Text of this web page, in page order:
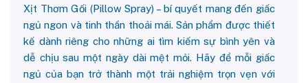
Xịt Thơm Gối (Pillow Spray) – bí quyết mang đến giấc
ngủ ngon và tinh thần thoải mái. Sản phẩm được thiết
kế dành riêng cho những ai tìm kiếm sự bình yên và
dễ chịu sau một ngày dài mệt mỏi. Hãy để mỗi giấc
ngủ của bạn trở thành một trải nghiệm trọn vẹn với